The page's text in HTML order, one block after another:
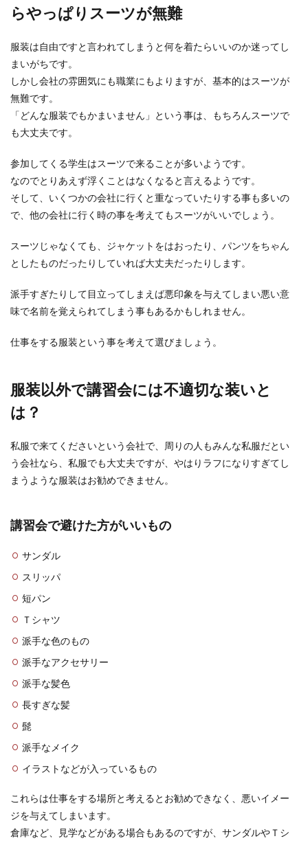
らやっぱりスーツが無難
服装は自由ですと言われてしまうと何を着たらいいのか迷ってし
まいがちです。
しかし会社の雰囲気にも職業にもよりますが、基本的はスーツが
無難です。
「どんな服装でもかまいません」という事は、もちろんスーツで
も大丈夫です。
参加してくる学生はスーツで来ることが多いようです。
なのでとりあえず浮くことはなくなると言えるようです。
そして、いくつかの会社に行くと重なっていたりする事も多いの
で、他の会社に行く時の事を考えてもスーツがいいでしょう。
スーツじゃなくても、ジャケットをはおったり、パンツをちゃん
としたものだったりしていれば大丈夫だったりします。
派手すぎたりして目立ってしまえば悪印象を与えてしまい悪い意
味で名前を覚えられてしまう事もあるかもしれません。
仕事をする服装という事を考えて選びましょう。
服装以外で講習会には不適切な装いと
は？
私服で来てくださいという会社で、周りの人もみんな私服だとい
う会社なら、私服でも大丈夫ですが、やはりラフになりすぎてし
まうような服装はお勧めできません。
講習会で避けた方がいいもの
サンダル
スリッパ
短パン
Ｔシャツ
派手な色のもの
派手なアクセサリー
派手な髪色
長すぎな髪
髭
派手なメイク
イラストなどが入っているもの
これらは仕事をする場所と考えるとお勧めできなく、悪いイメー
ジを与えてしまいます。
倉庫など、見学などがある場合もあるのですが、サンダルやＴシ